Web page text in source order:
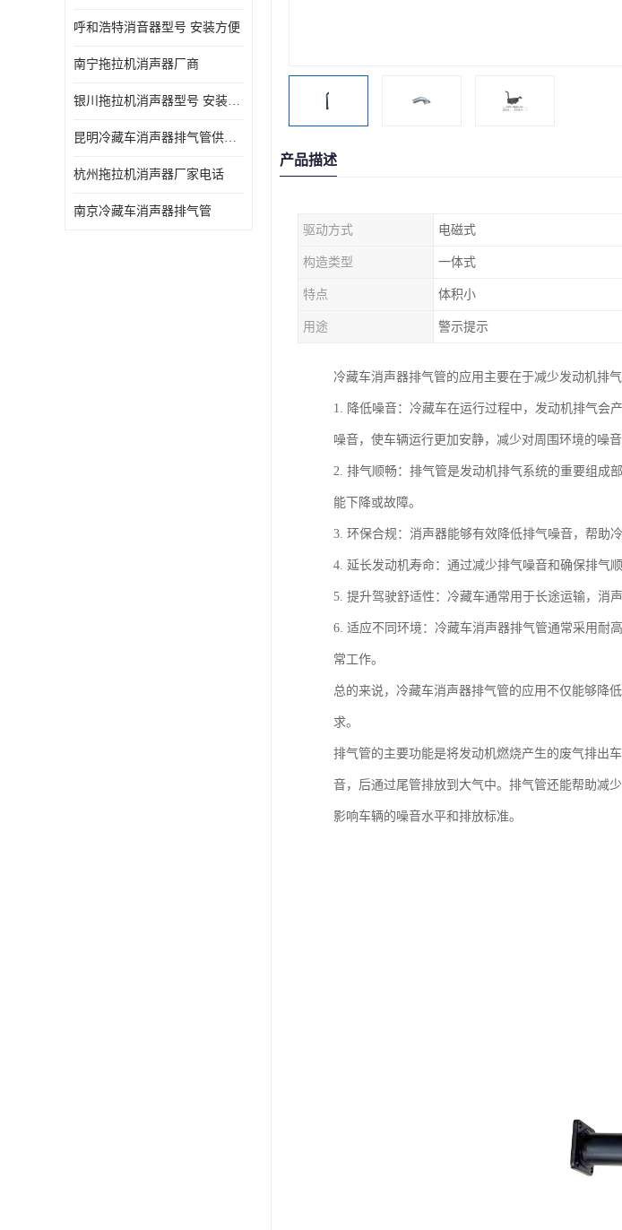
呼和浩特消音器型号 安装方便
南宁拖拉机消声器厂商
银川拖拉机消声器型号 安装方便
昆明冷藏车消声器排气管供货商 可定制
杭州拖拉机消声器厂家电话
南京冷藏车消声器排气管
产品描述
驱动方式 电磁式
构造类型 一体式
特点 体积小
用途 警示提示
冷藏车消声器排气管的应用主要在于减少发动机排
1. 降低噪音：冷藏车在运行过程中，发动机排气会
噪音，使车辆运行更加安静，减少对周围环境的噪音
2. 排气顺畅：排气管是发动机排气系统的重要组成
能下降或故障。
3. 环保合规：消声器能够有效降低排气噪音，帮助
4. 延长发动机寿命：通过减少排气噪音和确保排气
5. 提升驾驶舒适性：冷藏车通常用于长途运输，消
6. 适应不同环境：冷藏车消声器排气管通常采用耐
常工作。
总的来说，冷藏车消声器排气管的应用不仅能够降
求。
排气管的主要功能是将发动机燃烧产生的废气排出
音，后通过尾管排放到大气中。排气管还能帮助减
影响车辆的噪音水平和排放标准。